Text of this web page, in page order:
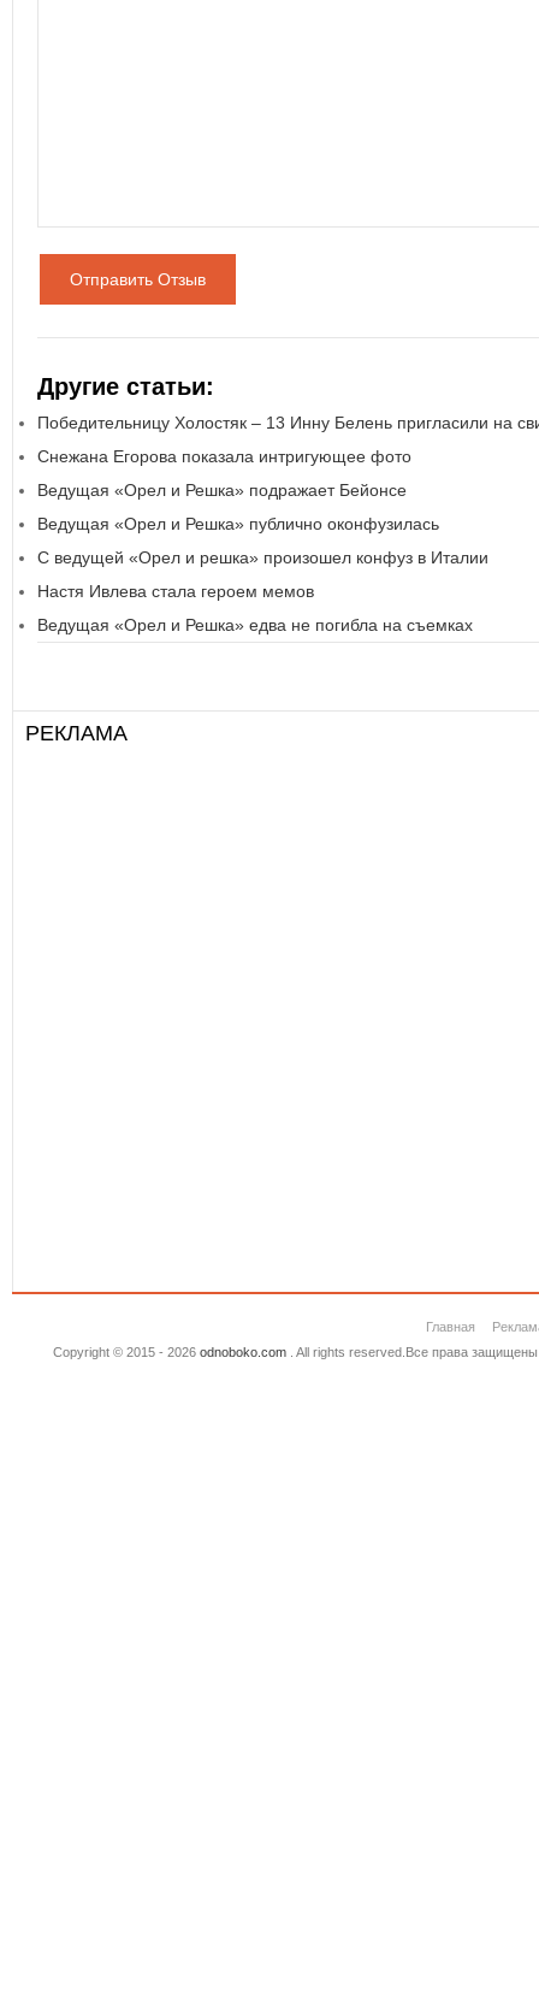
Отправить Отзыв
Другие статьи:
Победительницу Холостяк – 13 Инну Белень пригласили на
Снежана Егорова показала интригующее фото
Ведущая «Орел и Решка» подражает Бейонсе
Ведущая «Орел и Решка» публично оконфузилась
С ведущей «Орел и решка» произошел конфуз в Италии
Настя Ивлева стала героем мемов
Ведущая «Орел и Решка» едва не погибла на съемках
РЕКЛАМА
Главная
Copyright © 2015 - 2026 odnoboko.com. All rights reserved.Все права защищены.